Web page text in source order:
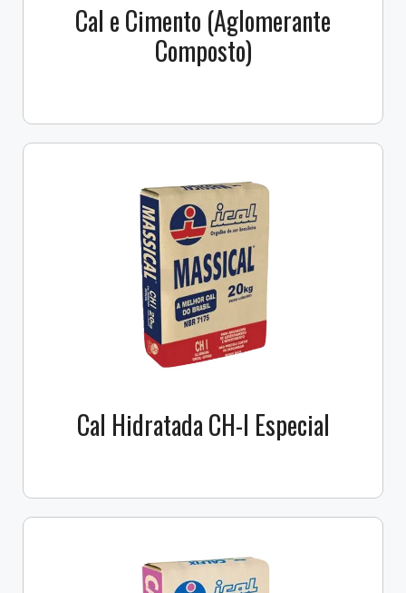
Cal e Cimento (Aglomerante
Composto)
Cal Hidratada CH-l Especial